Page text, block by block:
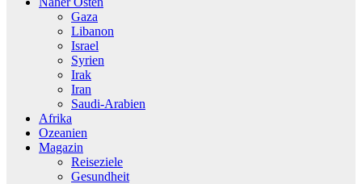
Gaza
Libanon
Israel
Syrien
Irak
Iran
Saudi-Arabien
Afrika
Ozeanien
Magazin
Reiseziele
Gesundheit